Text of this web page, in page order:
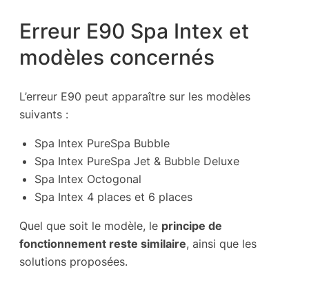
Erreur E90 Spa Intex et
modèles concernés
L’erreur E90 peut apparaître sur les modèles
suivants :
Spa Intex PureSpa Bubble
Spa Intex PureSpa Jet & Bubble Deluxe
Spa Intex Octogonal
Spa Intex 4 places et 6 places
Quel que soit le modèle, le principe de
fonctionnement reste similaire, ainsi que les
solutions proposées.